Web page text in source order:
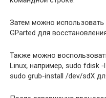
Затем можно
GParted для
Также можно
Linux, например, sudo fdisk
sudo grub-install /dev/sdX